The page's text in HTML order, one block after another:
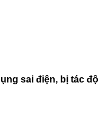
sai điện, bị tác